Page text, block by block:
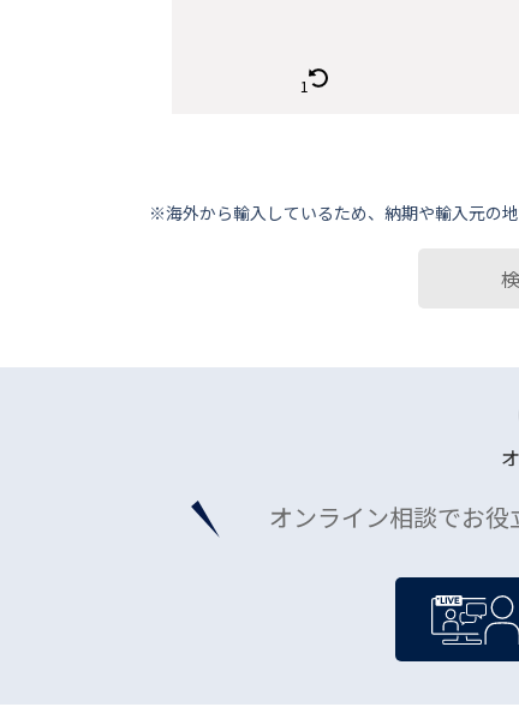
※海外から輸⼊しているため、納期や輸⼊元の
オンライン相談でお役